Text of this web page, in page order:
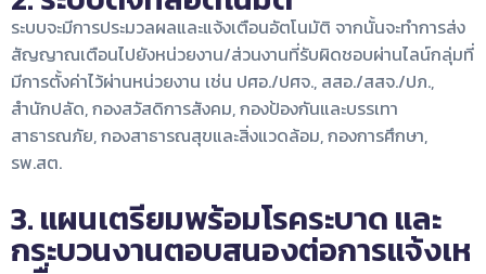
ระบบจะมีการประมวลผลและแจ้งเตือนอัตโนมัติ จากนั้นจะทำการส่ง
สัญญาณเตือนไปยังหน่วยงาน/ส่วนงานที่รับผิดชอบผ่านไลน์กลุ่มที่
มีการตั้งค่าไว้ผ่านหน่วยงาน เช่น ปศอ./ปศจ., สสอ./สสจ./ปภ.,
สำนักปลัด, กองสวัสดิการสังคม,กองป้องกันและบรรเทา
สาธารณภัย,กองสาธารณสุขและสิ่งแวดล้อม, กองการศึกษา,
รพ.สต.
3. แผนเตรียมพร้อมโรคระบาด และ
กระบวนงานตอบสนองต่อการแจ้งเห